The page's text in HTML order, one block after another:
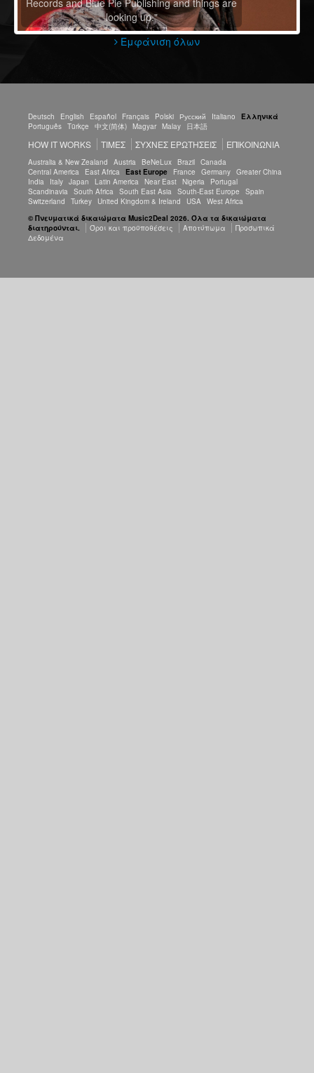
looking up."
Εμφάνιση όλων
Deutsch English Español Français Polski Русский Italiano
Ελληνικά
Português Türkçe 中文(简体) Magyar Malay 日本語
HOW IT WORKS ΤΙΜΕΣ ΣΥΧΝΕΣ ΕΡΩΤΗΣΕΙΣ ΕΠΙΚΟΙΝΩΝΊΑ
Australia & New Zealand Austria BeNeLux Brazil Canada
Central America
East Africa East Europe France Germany Greater China
India
Italy Japan Latin America Near East Nigeria
Portugal
Scandinavia
South Africa South East Asia South-East Europe
Spain
Switzerland
Turkey United Kingdom & Ireland USA
West Africa
© Πνευματικά δικαιώματα Music2Deal 2026. Όλα τα δικαιώματα
διατηρούνται.
Όροι και προϋποθέσεις Αποτύπωμα
Προσωπικά
Δεδομένα